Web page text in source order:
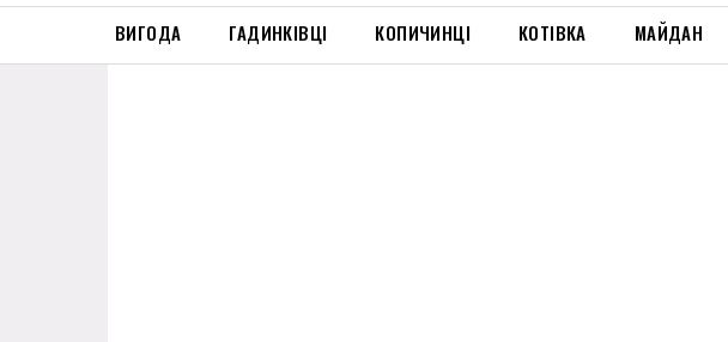
ВИГОДА ГАДИНКІВЦІ КОПИЧИНЦІ КОТІВКА МАЙДАН